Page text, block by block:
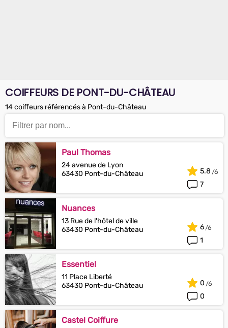
COIFFEURS DE PONT-DU-CHÂTEAU
14 coiffeurs référencés à Pont-du-Château
Paul Thomas
24 avenue de Lyon
63430 Pont-du-Château
7
5.8
Nuances
13 Rue de l'hôtel de ville
63430 Pont-du-Château
1
6
Essentiel
11 Place Liberté
63430 Pont-du-Château
0
0
Castel Coiffure